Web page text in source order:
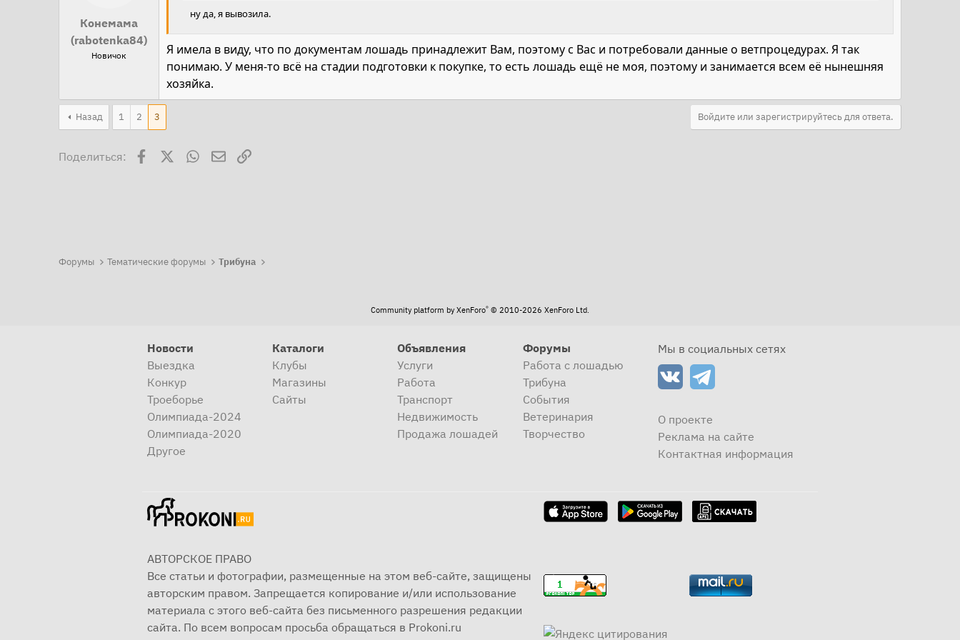
Конемама
(rabotenka84)
Новичок
ну да, я вывозила.
Я имела в виду, что по документам лошадь принадлежит Вам, поэтому с Вас и потребовали данные о ветпроцедурах. Я так
понимаю. У меня-то всё на стадии подготовки к покупке, то есть лошадь ещё не моя, поэтому и занимается всем её нынешняя
хозяйка.
Назад 1 2 3 Войдите или зарегистрируйтесь для ответа.
Поделиться: FacebookWhatsAppЭлектронная почта
Ссылка
Форумы Тематические форумы Трибуна
Community platform by XenForo® © 2010-2026 XenForo Ltd.
Новости
Выездка
Конкур
Троеборье
Олимпиада-2024
Олимпиада-2020
Другое
Каталоги
Клубы
Магазины
Сайты
Объявления
Услуги
Работа
Транспорт
Недвижимость
Продажа лошадей
Форумы
Работа с лошадью
Трибуна
События
Ветеринария
Творчество
Мы в социальных сетях
О проекте
Реклама на сайте
Контактная информация
АВТОРСКОЕ ПРАВО
Все статьи и фотографии, размещенные на этом веб-сайте, защищены
авторским правом. Запрещается копирование и/или использование
материала с этого веб-сайта без письменного разрешения редакции
сайта. По всем вопросам просьба обращаться в Prokoni.ru